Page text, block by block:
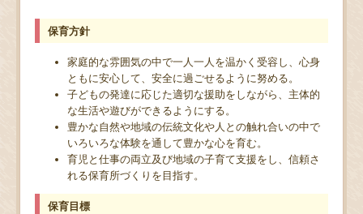
保育方針
家庭的な雰囲気の中で一人一人を温かく受容し、心身
ともに安心して、安全に過ごせるように努める。
子どもの発達に応じた適切な援助をしながら、主体的
な生活や遊びができるようにする。
豊かな自然や地域の伝統文化や人との触れ合いの中で
いろいろな体験を通して豊かな心を育む。
育児と仕事の両立及び地域の子育て支援をし、信頼さ
れる保育所づくりを目指す。
保育目標